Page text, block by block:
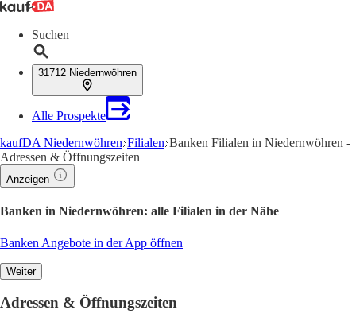
Suchen
31712 Niedernwöhren
Alle Prospekte
kaufDA Niedernwöhren Filialen Banken Filialen in Niedernwöhren -
Adressen & Öffnungszeiten
Anzeigen
Banken in Niedernwöhren: alle Filialen in der Nähe
Banken Angebote in der App öffnen
Weiter
Adressen & Öffnungszeiten